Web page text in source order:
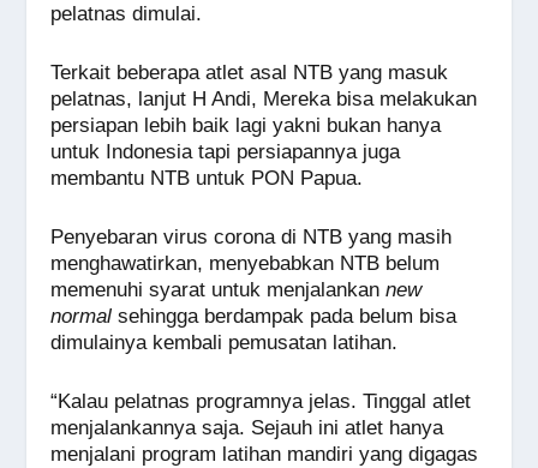
pelatnas dimulai.
Terkait beberapa atlet asal NTB yang masuk
pelatnas, lanjut H Andi, Mereka bisa melakukan
persiapan lebih baik lagi yakni bukan hanya
untuk Indonesia tapi persiapannya juga
membantu NTB untuk PON Papua.
Penyebaran virus corona di NTB yang masih
menghawatirkan, menyebabkan NTB belum
memenuhi syarat untuk menjalankannew
normal sehingga berdampak pada belum bisa
dimulainya kembali pemusatan latihan.
“Kalau pelatnas programnya jelas. Tinggal atlet
menjalankannya saja. Sejauh ini atlet hanya
menjalani program latihan mandiri yang digagas